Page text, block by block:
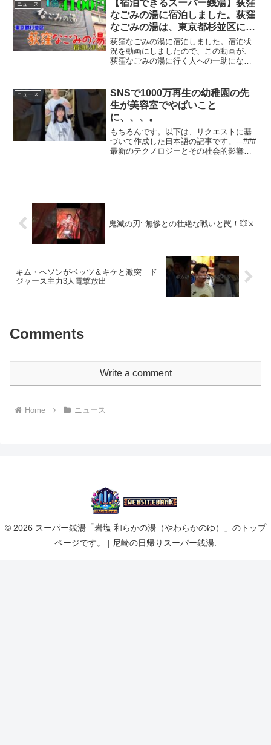
忘れちゃう…なんてこ...
ニュース
【宿泊できるスーパー銭湯】荻窪
なごみの湯に宿泊しました。荻窪
なごみの湯は、東京都杉並区にあ
ります。窪駅から徒歩2分です。
大浴場、露天風呂、岩盤浴、サウ
ナ、水風呂、ジェットバスなどが
荻窪なごみの湯に宿泊しました。宿泊状
況を動画にしましたので、この動画が、
荻窪なごみの湯に行く人への一助になれ
メトロ 荻窪駅から徒歩で2分程度です。
大浴場の他、露天風呂...
ニュース
SNSで1000万再生の幼稚園の先
生が美容室でやばいこと
に、、、。
もちろんです。以下は、リクエストに基
づいて作成した日本語の記事です。---###
最新のテクノロジーとその社会的影響現
鬼滅の刃: 無惨との壮絶な戦いと罠！💥⚔️
キム・ヘソンがベッツ＆キケと激突 ド
ジャース主力3人電撃放出
Comments
Write a comment
Home ニュース
© 2026 スーパー銭湯「岩塩 和らかの湯（やわらかのゆ）」のトップ
ページです。 | 尼崎の日帰りスーパー銭湯.